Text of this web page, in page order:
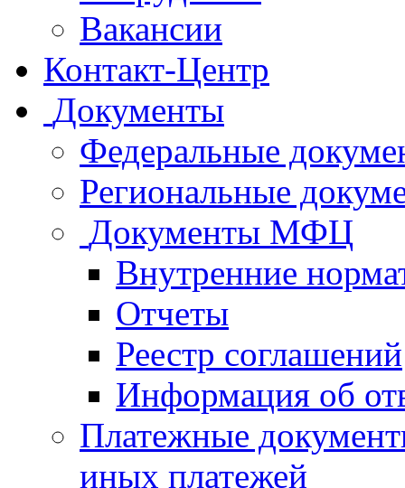
Вакансии
Контакт-Центр
Документы
Федеральные
Региональные
Документы МФЦ
Внутренние
Отчеты
Реестр соглашений
Информация об
Платежные
иных платежей